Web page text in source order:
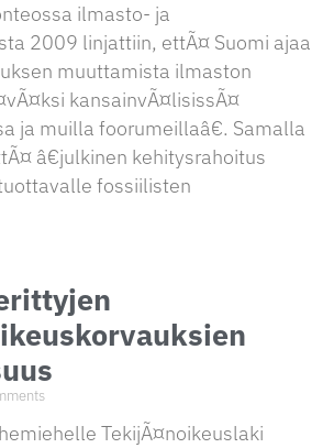
ilmasto- ja
2009 linjattiin, ettÃ¤ Suomi ajaa
muuttamista ilmaston
kansainvÃ¤lisissÃ¤
ja muilla foorumeillaâ€. Samalla
â€julkinen kehitysrahoitus
fossiilisten
TekijÃ¤noikeuslaki